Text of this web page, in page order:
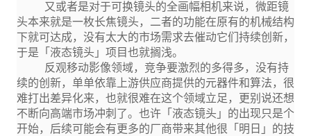
又或者是对于可换镜头的全画幅相机来说，微距镜
头本来就是一枚长焦镜头，二者的功能在原有的机械结构
下就可达成，没有太大的市场需求去催动它们持续创新，
于是「液态镜头」项目也就搁浅。
反观移动影像领域，竞争要激烈的多得多，没有持
续的创新，单单依靠上游供应商提供的元器件和算法，很
难打出差异化来，也就很难在这个领域立足，更别说还想
不断向高端市场冲刺了。也许「液态镜头」的出现只是个
开始，后续可能会有更多的厂商带来其他很「明日」的技